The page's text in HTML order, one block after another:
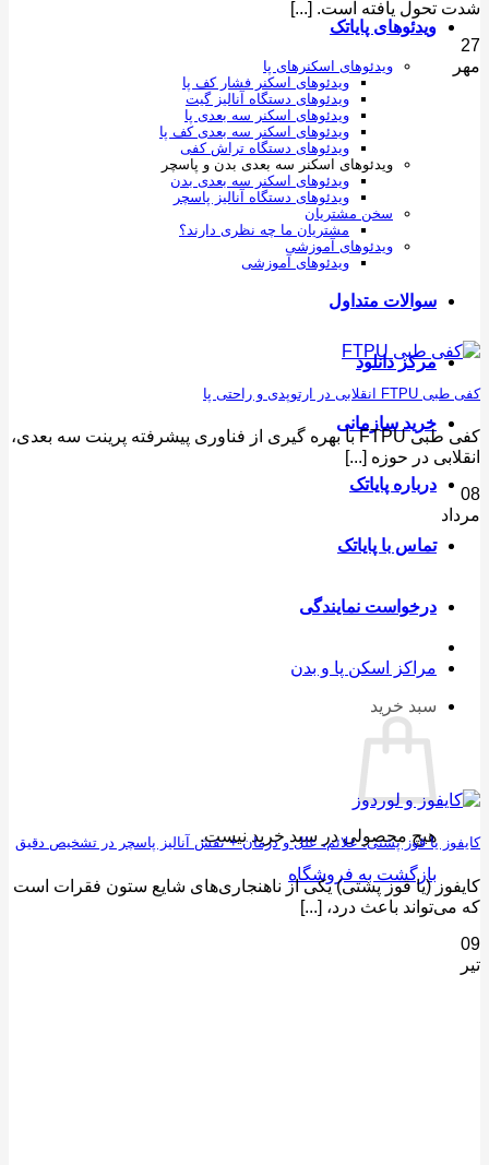
ویدئوهای پایاتک
ویدئوهای اسکنرهای پا
ویدئوهای اسکنر فشار کف پا
ویدئوهای دستگاه آنالیز گیت
ویدئوهای اسکنر سه بعدی پا
ویدئوهای اسکنر سه بعدی کف پا
ویدئوهای دستگاه تراش کفی
ویدئوهای اسکنر سه بعدی بدن و پاسچر
ویدئوهای اسکنر سه بعدی بدن
ویدئوهای دستگاه آنالیز پاسچر
سخن مشتریان
مشتریان ما چه نظری دارند؟
ویدئوهای آموزشی
ویدئوهای آموزشی
سوالات متداول
مرکز دانلود
خرید سازمانی
درباره پایاتک
تماس با پایاتک
درخواست نمایندگی
مراکز اسکن پا و بدن
سبد خرید
هیچ محصولی در سبد خرید نیست.
بازگشت به فروشگاه
شدت تحول یافته است. [...]
27
مهر
کفی‌ طبی FTPU انقلابی در ارتوپدی و راحتی پا
کفی‌ طبی FTPU با بهره ‌گیری از فناوری پیشرفته پرینت سه ‌بعدی،
انقلابی در حوزه [...]
08
مرداد
کایفوز یا قوز پشتی: علائم، علل و درمان + نقش آنالیز پاسچر در تشخیص دقیق
کایفوز (یا قوز پشتی) یکی از ناهنجاری‌های شایع ستون فقرات است
که می‌تواند باعث درد، [...]
09
تیر